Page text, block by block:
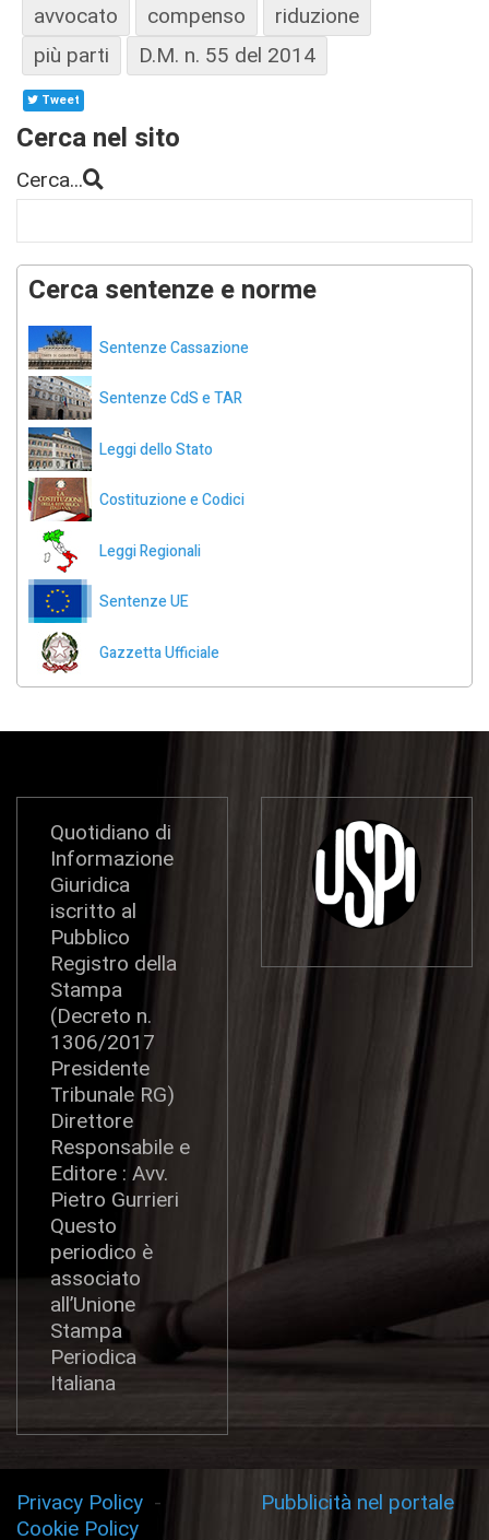
avvocato
compenso
riduzione
più parti
D.M. n. 55 del 2014
Tweet
Cerca nel sito
Cerca...
Cerca sentenze e norme
Sentenze Cassazione
Sentenze CdS e TAR
Leggi dello Stato
Costituzione e Codici
Leggi Regionali
Sentenze UE
Gazzetta Ufficiale
Quotidiano di
Informazione
Giuridica
iscritto al
Pubblico
Registro della
Stampa
(Decreto n.
1306/2017
Presidente
Tribunale RG)
Direttore
Responsabile e
Editore : Avv.
Pietro Gurrieri
Questo
periodico è
associato
all’Unione
Stampa
Periodica
Italiana
Privacy Policy -
Cookie Policy
Pubblicità nel portale